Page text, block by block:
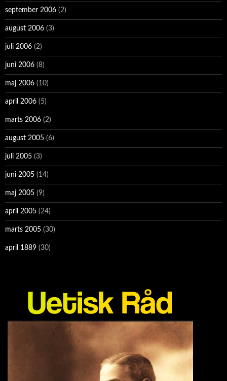
september 2006 (2)
august 2006 (3)
juli 2006 (2)
juni 2006 (8)
maj 2006 (10)
april 2006 (5)
marts 2006 (2)
august 2005 (6)
juli 2005 (3)
juni 2005 (14)
maj 2005 (9)
april 2005 (24)
marts 2005 (30)
april 1889 (30)